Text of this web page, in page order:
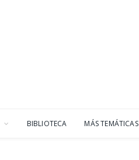
BIBLIOTECA MÁS TEMÁTICAS